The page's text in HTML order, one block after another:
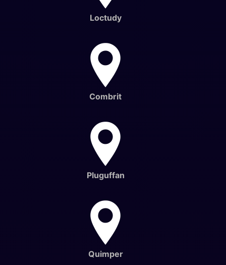
Loctudy
Combrit
Pluguffan
Quimper